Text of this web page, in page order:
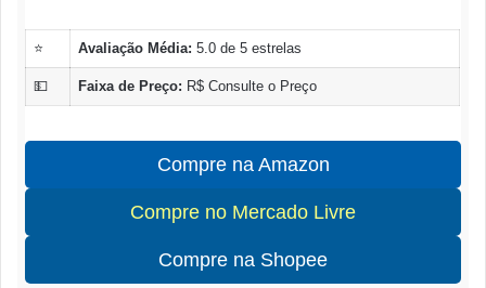
⭐ Avaliação Média: 5.0 de 5 estrelas
💵 Faixa de Preço: R$ Consulte o Preço
Compre na Amazon
Compre no Mercado Livre
Compre na Shopee